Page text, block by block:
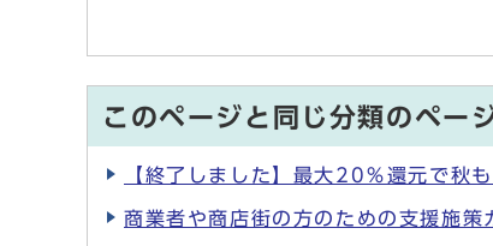
このページと同じ分類のペー
【終了しました】最大20％還元で秋
商業者や商店街の方のための支援施策